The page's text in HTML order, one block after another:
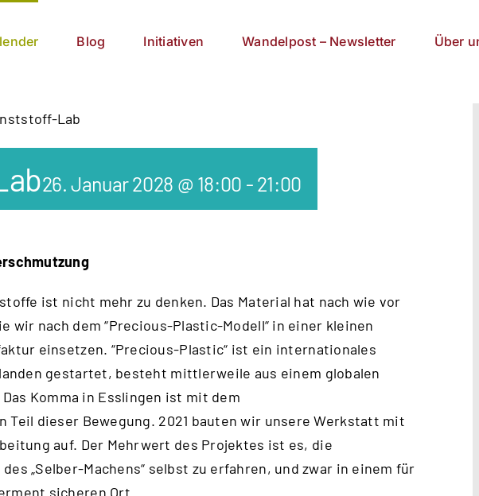
Blog Initiativen Wandelpost – Newsletter Über
Lab
26. Januar 2028 @ 18:00 - 21:00
ist nicht mehr zu denken. Das Material hat nach wie vor
wir nach dem “Precious-Plastic-Modell“ in einer kleinen
einsetzen. “Precious-Plastic“ ist ein internationales
gestartet, besteht mittlerweile aus einem globalen
Komma in Esslingen ist mit dem
Teil dieser Bewegung. 2021 bauten wir unsere Werkstatt mit
auf. Der Mehrwert des Projektes ist es, die
„Selber-Machens“ selbst zu erfahren, und zwar in einem für
sicheren Ort.